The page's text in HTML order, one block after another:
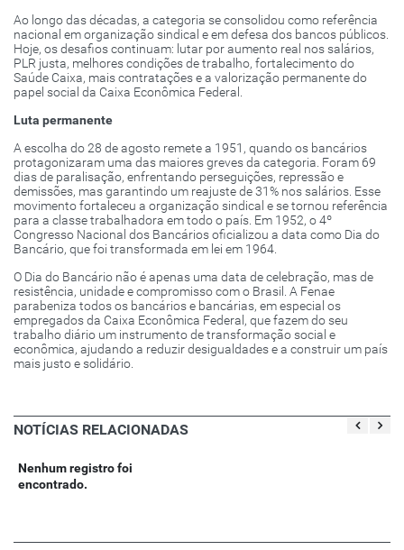
Ao longo das décadas, a categoria se consolidou como referência
nacional em organização sindical e em defesa dos bancos públicos.
Hoje, os desafios continuam: lutar por aumento real nos salários,
PLR justa, melhores condições de trabalho, fortalecimento do
Saúde Caixa, mais contratações e a valorização permanente do
papel social da Caixa Econômica Federal.
Luta permanente
A escolha do 28 de agosto remete a 1951, quando os bancários
protagonizaram uma das maiores greves da categoria. Foram 69
dias de paralisação, enfrentando perseguições, repressão e
demissões, mas garantindo um reajuste de 31% nos salários. Esse
movimento fortaleceu a organização sindical e se tornou referência
para a classe trabalhadora em todo o país. Em 1952, o 4º
Congresso Nacional dos Bancários oficializou a data como Dia do
Bancário, que foi transformada em lei em 1964.
O Dia do Bancário não é apenas uma data de celebração, mas de
resistência, unidade e compromisso com o Brasil. A Fenae
parabeniza todos os bancários e bancárias, em especial os
empregados da Caixa Econômica Federal, que fazem do seu
trabalho diário um instrumento de transformação social e
econômica, ajudando a reduzir desigualdades e a construir um país
mais justo e solidário.
NOTÍCIAS RELACIONADAS
Nenhum registro foi
encontrado.